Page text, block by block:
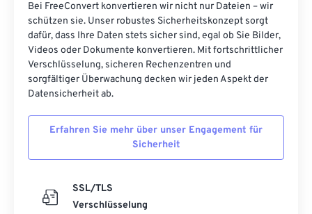
Bei FreeConvert konvertieren wir nicht nur Dateien – wir
schützen sie. Unser robustes Sicherheitskonzept sorgt
dafür, dass Ihre Daten stets sicher sind, egal ob Sie Bilder,
Videos oder Dokumente konvertieren. Mit fortschrittlicher
Verschlüsselung, sicheren Rechenzentren und
sorgfältiger Überwachung decken wir jeden Aspekt der
Datensicherheit ab.
Erfahren Sie mehr über unser Engagement für
Sicherheit
SSL/TLS
Verschlüsselung